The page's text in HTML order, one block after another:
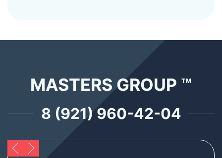
MASTERS GROUP ™
8 (921) 960-42-04